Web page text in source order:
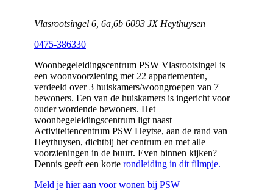
Vlasrootsingel 6, 6a,6b 6093 JX Heythuysen
0475-386330
Woonbegeleidingscentrum PSW Vlasrootsingel is
een woonvoorziening met 22 appartementen,
verdeeld over 3 huiskamers/woongroepen van 7
bewoners. Een van de huiskamers is ingericht voor
ouder wordende bewoners. Het
woonbegeleidingscentrum ligt naast
Activiteitencentrum PSW Heytse, aan de rand van
Heythuysen, dichtbij het centrum en met alle
voorzieningen in de buurt. Even binnen kijken?
Dennis geeft een korte rondleiding in dit filmpje.
Meld je hier aan voor wonen bij PSW